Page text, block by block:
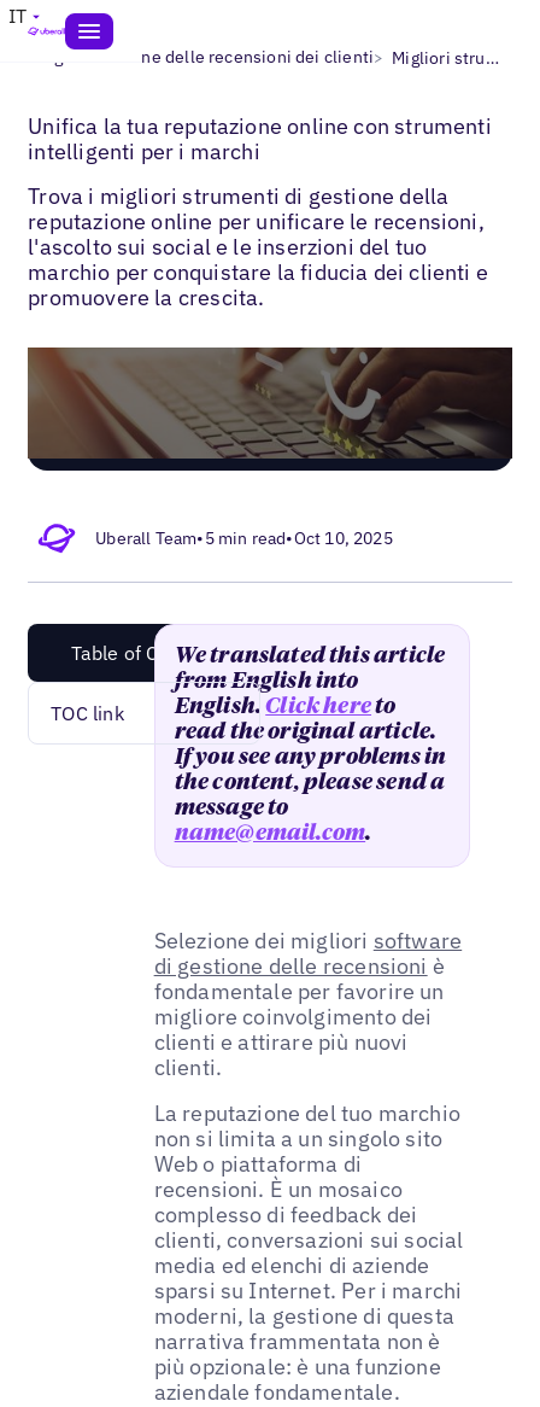
IT
Blogs> Gestione delle recensioni dei clienti> Migliori strumenti di gestione della reputazione
Unifica la tua reputazione online con strumenti
intelligenti per i marchi
Trova i migliori strumenti di gestione della
reputazione online per unificare le recensioni,
l'ascolto sui social e le inserzioni del tuo
marchio per conquistare la fiducia dei clienti e
promuovere la crescita.
Uberall Team•5 min read•Oct 10, 2025
Table of Content
TOC link
We translated this article
from English into
English.Click hereto
read the original article.
If you see any problems in
the content, please send a
message to
name@email.com.
Selezione dei migliori software
di gestione delle recensioni è
fondamentale per favorire un
migliore coinvolgimento dei
clienti e attirare più nuovi
clienti.
La reputazione del tuo marchio
non si limita a un singolo sito
Web o piattaforma di
recensioni. È un mosaico
complesso di feedback dei
clienti, conversazioni sui social
media ed elenchi di aziende
sparsi su Internet. Per i marchi
moderni, la gestione di questa
narrativa frammentata non è
più opzionale: è una funzione
aziendale fondamentale.